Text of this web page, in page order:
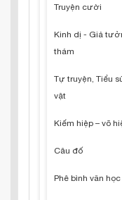
Truyện cười
Kinh dị - Giả
thám
Tự truyện, Tiểu
vật
Kiếm hiệp – võ
Câu đố
Phê bình văn học